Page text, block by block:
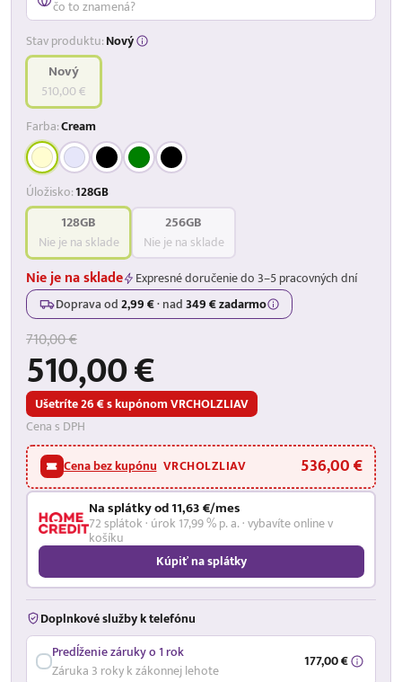
čo to znamená?
Stav produktu:Nový
Nový
510,00 €
Farba:Cream
Úložisko:128GB
128GB
Nie je na sklade
256GB
Nie je na sklade
Nie je na sklade
Expresné doručenie do 3–5 pracovných dní
Doprava od2,99 €·nad349 € zadarmo
710,00 €
510,00 €
Ušetríte 26 € s kupónom VRCHOLZLIAV
Cena s DPH
Cena bez kupónu VRCHOLZLIAV 536,00 €
Na splátky od 11,63 €/mes
72 splátok · úrok 17,99 % p. a. · vybavíte online v
košíku
Kúpiť na splátky
Doplnkové služby k telefónu
Predĺženie záruky o 1 rok
Záruka 3 roky k zákonnej lehote
177,00 €